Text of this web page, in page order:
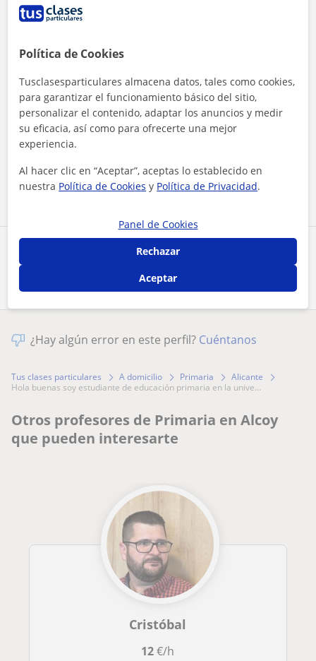
Comparte a este profesor
Al hacer clic, aceptas nuestro privacidad
Contactar ahora
¿Hay algún error en este perfil? Cuéntanos
Tus clases particulares A domicilio Primaria
Alicante
hola buenas soy estudiante de educación primaria en la unive...
Otros profesores de Primaria en Alcoy
que pueden interesarte
Cristóbal
12€/h
Política de Cookies
Tusclasesparticulares almacena datos, tales como cookies,
para garantizar el funcionamiento básico del sitio,
personalizar el contenido, adaptar los anuncios y medir
su eficacia, así como para ofrecerte una mejor
experiencia.
Al hacer clic en “Aceptar”, aceptas lo establecido en
nuestra Política de Cookies y Política de Privacidad.
Panel de Cookies
Rechazar
Aceptar